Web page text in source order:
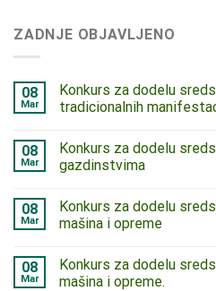
ZADNJE OBJAVLJENO
08
Mar
Konkurs za dodelu
tradicionalnih
08
Mar
Konkurs za dodelu
gazdinstvima
08
Mar
Konkurs za dodelu
mašina i opreme
08
Mar
Konkurs za dodelu
mašina i opreme.